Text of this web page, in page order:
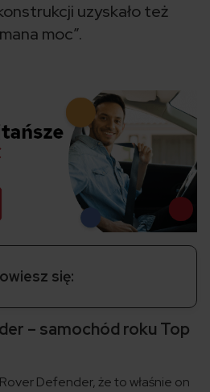
uzyskało też
moc”.
się:
– samochód roku Top
Defender, że to właśnie on